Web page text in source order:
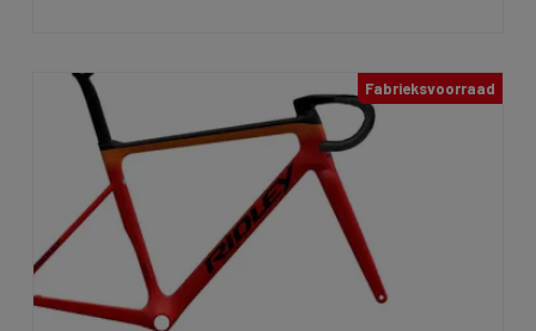
Fabrieksvoorraad